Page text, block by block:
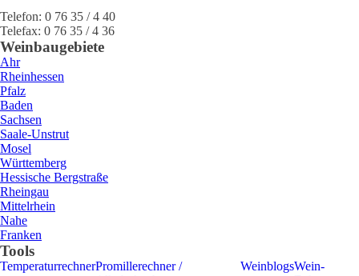
Telefon: 0 76 35 / 4 40
Telefax: 0 76 35 / 4 36
Weinbaugebiete
Ahr
Rheinhessen
Pfalz
Baden
Sachsen
Saale-Unstrut
Mosel
Württemberg
Hessische Bergstraße
Rheingau
Mittelrhein
Nahe
Franken
Tools
TemperaturrechnerPromillerechner /
WeinblogsWein-